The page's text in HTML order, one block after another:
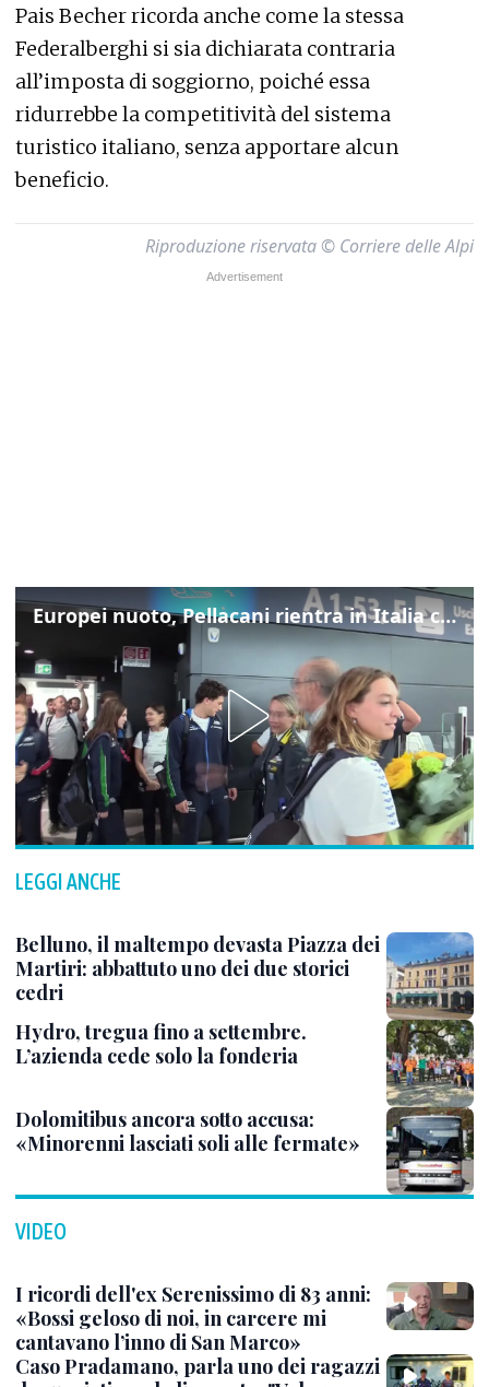
Pais Becher ricorda anche come la stessa
Federalberghi si sia dichiarata contraria
all’imposta di soggiorno, poiché essa
ridurrebbe la competitività del sistema
turistico italiano, senza apportare alcun
beneficio.
Riproduzione riservata © Corriere delle Alpi
Europei nuoto, Pellacani rientra in Italia con gli azzurri dei tuffi
LEGGI ANCHE
Belluno, il maltempo devasta Piazza dei
Martiri: abbattuto uno dei due storici
cedri
Hydro, tregua fino a settembre.
L’azienda cede solo la fonderia
Dolomitibus ancora sotto accusa:
«Minorenni lasciati soli alle fermate»
VIDEO
I ricordi dell'ex Serenissimo di 83 anni:
«Bossi geloso di noi, in carcere mi
cantavano l’inno di San Marco»
Caso Pradamano, parla uno dei ragazzi